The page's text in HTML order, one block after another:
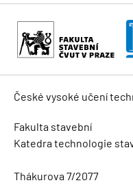
České vysoké učení
Fakulta stavební
Katedra technologie
Thákurova 7/2077